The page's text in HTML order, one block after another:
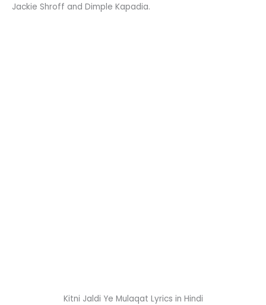
Jackie Shroff and Dimple Kapadia.
Kitni Jaldi Ye Mulaqat Lyrics in Hindi